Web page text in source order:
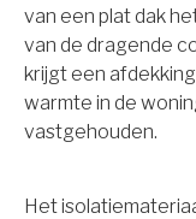
van een plat dak
van de dragende
krijgt een
warmte in de
vastgehouden.
Het